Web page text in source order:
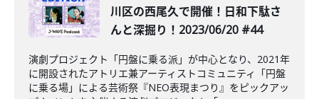
川区の西尾久で開催！日和下駄さ
んと深掘り！2023/06/20 #44
演劇プロジェクト「円盤に乗る派」が中心となり、2021年
に開設されたアトリエ兼アーティストコミュニティ「円盤
に乗る場」による芸術祭『NEO表現まつり』をピックアッ